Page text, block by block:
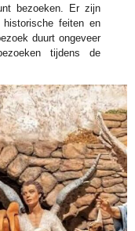
bezoeken. Er zijn
feiten en
duurt ongeveer
tijdens de